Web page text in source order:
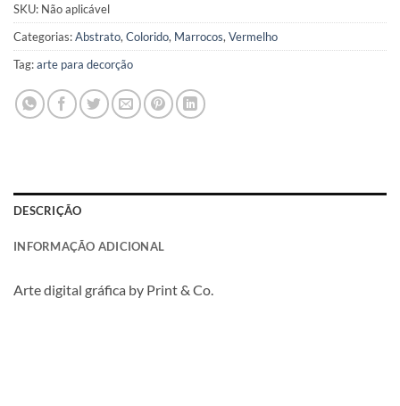
SKU: Não aplicável
Categorias:Abstrato, Colorido, Marrocos, Vermelho
Tag:arte para decorção
DESCRIÇÃO
INFORMAÇÃO ADICIONAL
Arte digital gráfica by Print & Co.